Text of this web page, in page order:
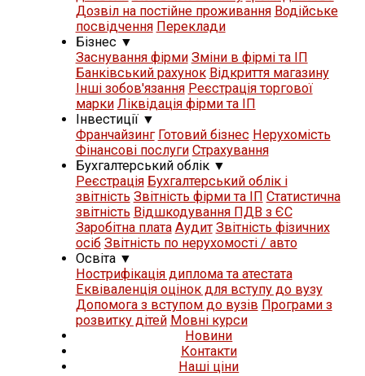
Дозвіл на постійне проживання Водійське
посвідчення Переклади
Бізнес ▼
Заснування фірми Зміни в фірмі та ІП
Банківський рахунок Відкриття магазину
Iнші зобов'язання Реєстрація торгової
марки Ліквідація фірми та ІП
Iнвестиції ▼
Франчайзинг Готовий бізнес Нерухомість
Фінансові послуги Страхування
Бухгалтерський облік ▼
Реєстрація Бухгалтерський облік і
звітність Звітність фірми та ІП Статистична
звітність Відшкодування ПДВ з ЄС
Заробітна плата Аудит Звітність фізичних
осіб Звітність по нерухомості / авто
Освіта ▼
Нострифікація диплома та атестата
Еквіваленція оцінок для вступу до вузу
Допомога з вступом до вузів Програми з
розвитку дітей Мовні курси
Новини
Контакти
Нашi цiни